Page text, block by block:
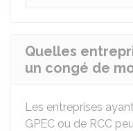
Quelles
un congé de
Les entreprises
GPEC ou de RCC